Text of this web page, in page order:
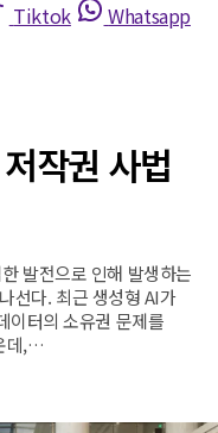
Tiktok
Whatsapp
작권 사법
발전으로 인해 발생하는
선다. 최근 생성형 AI가
이터의 소유권 문제를
데,…